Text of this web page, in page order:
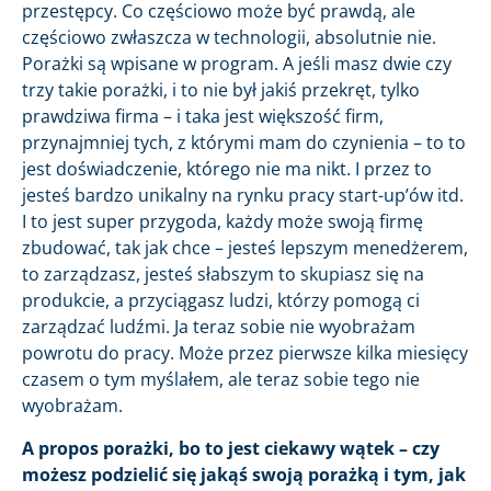
przestępcy. Co częściowo może być prawdą, ale
częściowo zwłaszcza w technologii, absolutnie nie.
Porażki są wpisane w program. A jeśli masz dwie czy
trzy takie porażki, i to nie był jakiś przekręt, tylko
prawdziwa firma – i taka jest większość firm,
przynajmniej tych, z którymi mam do czynienia – to to
jest doświadczenie, którego nie ma nikt. I przez to
jesteś bardzo unikalny na rynku pracy start-up’ów itd.
I to jest super przygoda, każdy może swoją firmę
zbudować, tak jak chce – jesteś lepszym menedżerem,
to zarządzasz, jesteś słabszym to skupiasz się na
produkcie, a przyciągasz ludzi, którzy pomogą ci
zarządzać ludźmi. Ja teraz sobie nie wyobrażam
powrotu do pracy. Może przez pierwsze kilka miesięcy
czasem o tym myślałem, ale teraz sobie tego nie
wyobrażam.
A propos porażki, bo to jest ciekawy wątek – czy
możesz podzielić się jakąś swoją porażką i tym, jak